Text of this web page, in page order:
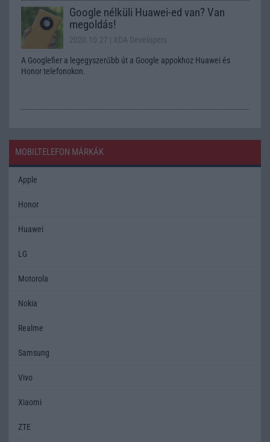
Google nélküli Huawei-ed van? Van
megoldás!
2020.10.27 | XDA Developers
A Googlefier a legegyszerűbb út a Google appokhoz Huawei és
Honor telefonokon.
MOBILTELEFON MÁRKÁK
Apple
Honor
Huawei
LG
Motorola
Nokia
Realme
Samsung
Vivo
Xiaomi
ZTE